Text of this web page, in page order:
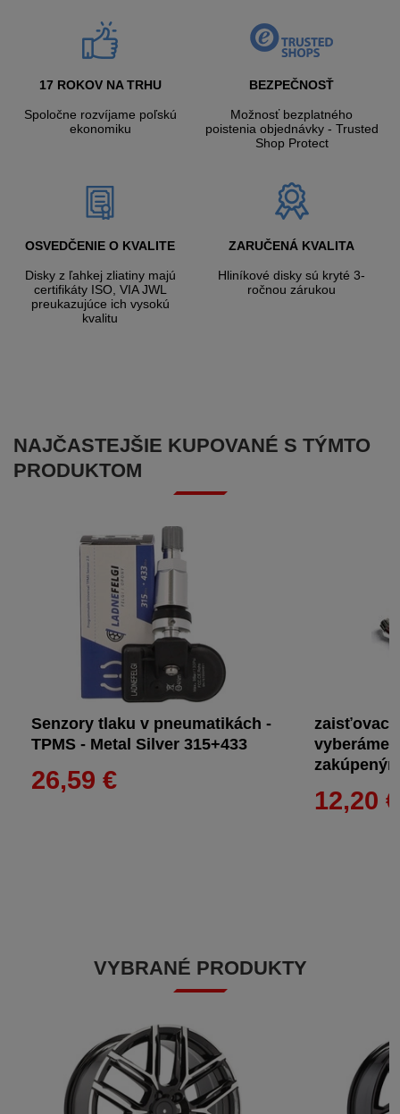
17 ROKOV NA TRHU
Spoločne rozvíjame poľskú
ekonomiku
BEZPEČNOSŤ
Možnosť bezplatného
poistenia objednávky - Trusted
Shop Protect
OSVEDČENIE O KVALITE
Disky z ľahkej zliatiny majú
certifikáty ISO, VIA JWL
preukazujúce ich vysokú
kvalitu
ZARUČENÁ KVALITA
Hliníkové disky sú kryté 3-
ročnou zárukou
NAJČASTEJŠIE KUPOVANÉ S TÝMTO
PRODUKTOM
Senzory tlaku v pneumatikách -
TPMS - Metal Silver 315+433
26,59 €
vyberáme
12,20 €
VYBRANÉ PRODUKTY